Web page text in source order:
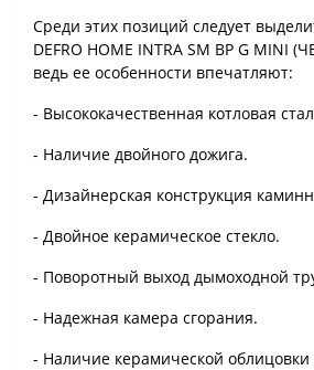
Среди этих позиций следует
DEFRO HOME INTRA SM BP G
ведь ее особенности впечатляют:
- Высококачественная котловая
- Наличие двойного дожига.
- Дизайнерская конструкция
- Двойное керамическое стекло.
- Поворотный выход дымоходной
- Надежная камера сгорания.
- Наличие керамической